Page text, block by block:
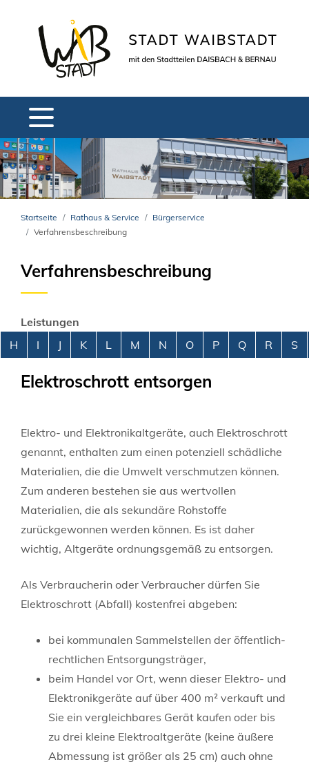
Startseite Rathaus & Service
Bürgerservice
Verfahrensbeschreibung
Verfahrensbeschreibung
Leistungen
Alphabetisches Register überspringen
H I J K L M N O P Q R S
Elektroschrott entsorgen
Elektro- und Elektronikaltgeräte, auch Elektroschrott
genannt, enthalten zum einen potenziell schädliche
Materialien, die die Umwelt verschmutzen können.
Zum anderen bestehen sie aus wertvollen
Materialien, die als sekundäre Rohstoffe
zurückgewonnen werden können. Es ist daher
wichtig, Altgeräte ordnungsgemäß zu entsorgen.
Als Verbraucherin oder Verbraucher dürfen Sie
Elektroschrott (Abfall) kostenfrei abgeben:
bei kommunalen Sammelstellen der öffentlich-
rechtlichen Entsorgungsträger,
beim Handel vor Ort, wenn dieser Elektro- und
Elektronikgeräte auf über 400 m² verkauft und
Sie ein vergleichbares Gerät kaufen oder bis
zu drei kleine Elektroaltgeräte (keine äußere
Abmessung ist größer als 25 cm) auch ohne